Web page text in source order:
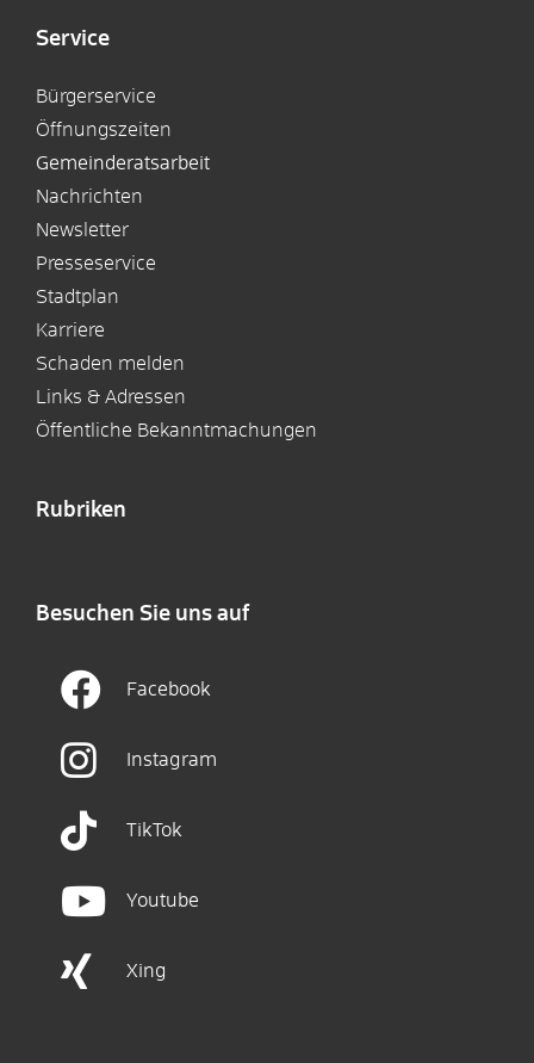
Service
Bürgerservice
Öffnungszeiten
Gemeinderatsarbeit
Nachrichten
Newsletter
Presseservice
Stadtplan
Karriere
Schaden melden
Links & Adressen
Öffentliche Bekanntmachungen
Rubriken
Besuchen Sie uns auf
Facebook
Instagram
TikTok
Youtube
Xing